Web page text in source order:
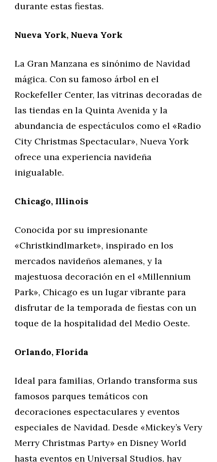
durante estas fiestas.
Nueva York, Nueva York
La Gran Manzana es sinónimo de Navidad
mágica. Con su famoso árbol en el
Rockefeller Center, las vitrinas decoradas de
las tiendas en la Quinta Avenida y la
abundancia de espectáculos como el «Radio
City Christmas Spectacular», Nueva York
ofrece una experiencia navideña
inigualable.
Chicago, Illinois
Conocida por su impresionante
«Christkindlmarket», inspirado en los
mercados navideños alemanes, y la
majestuosa decoración en el «Millennium
Park», Chicago es un lugar vibrante para
disfrutar de la temporada de fiestas con un
toque de la hospitalidad del Medio Oeste.
Orlando, Florida
Ideal para familias, Orlando transforma sus
famosos parques temáticos con
decoraciones espectaculares y eventos
especiales de Navidad. Desde «Mickey’s Very
Merry Christmas Party» en Disney World
hasta eventos en Universal Studios, hay